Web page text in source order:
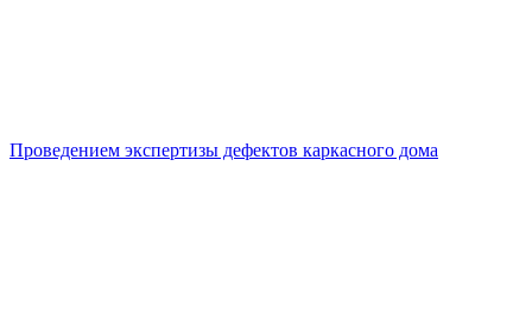
Проведением экспертизы дефектов каркасного дома